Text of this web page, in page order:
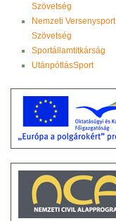
Szövetség
Nemzeti Versenysport
Szövetség
Sportállamtitkárság
UtánpótlásSport